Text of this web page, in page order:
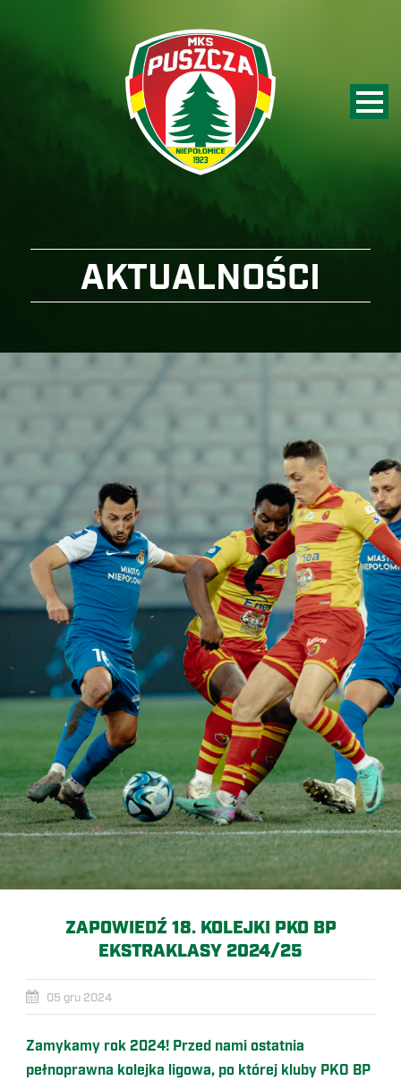
AKTUALNOŚCI
ZAPOWIEDŹ 18. KOLEJKI PKO BP
EKSTRAKLASY 2024/25
05 gru 2024
Zamykamy rok 2024! Przed nami ostatnia
pełnoprawna kolejka ligowa, po której kluby PKO BP